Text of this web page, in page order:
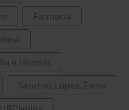
Farmacia
e Historia
Sánchez López, Elena